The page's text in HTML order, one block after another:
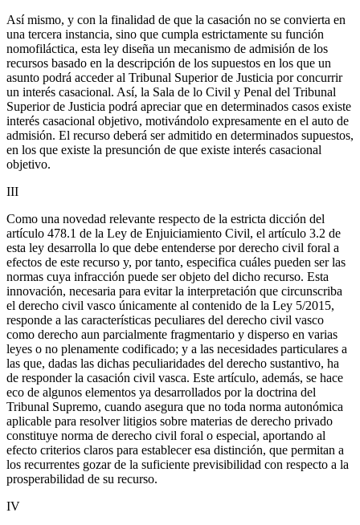
Así mismo, y con la finalidad de que la casación no se convierta en
una tercera instancia, sino que cumpla estrictamente su función
nomofiláctica, esta ley diseña un mecanismo de admisión de los
recursos basado en la descripción de los supuestos en los que un
asunto podrá acceder al Tribunal Superior de Justicia por concurrir
un interés casacional. Así, la Sala de lo Civil y Penal del Tribunal
Superior de Justicia podrá apreciar que en determinados casos existe
interés casacional objetivo, motivándolo expresamente en el auto de
admisión. El recurso deberá ser admitido en determinados supuestos,
en los que existe la presunción de que existe interés casacional
objetivo.
III
Como una novedad relevante respecto de la estricta dicción del
artículo 478.1 de la Ley de Enjuiciamiento Civil, el artículo 3.2 de
esta ley desarrolla lo que debe entenderse por derecho civil foral a
efectos de este recurso y, por tanto, especifica cuáles pueden ser las
normas cuya infracción puede ser objeto del dicho recurso. Esta
innovación, necesaria para evitar la interpretación que circunscriba
el derecho civil vasco únicamente al contenido de la Ley 5/2015,
responde a las características peculiares del derecho civil vasco
como derecho aun parcialmente fragmentario y disperso en varias
leyes o no plenamente codificado; y a las necesidades particulares a
las que, dadas las dichas peculiaridades del derecho sustantivo, ha
de responder la casación civil vasca. Este artículo, además, se hace
eco de algunos elementos ya desarrollados por la doctrina del
Tribunal Supremo, cuando asegura que no toda norma autonómica
aplicable para resolver litigios sobre materias de derecho privado
constituye norma de derecho civil foral o especial, aportando al
efecto criterios claros para establecer esa distinción, que permitan a
los recurrentes gozar de la suficiente previsibilidad con respecto a la
prosperabilidad de su recurso.
IV